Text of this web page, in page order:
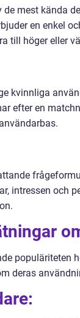
de mest kända
en enkel
till höger eller
kvinnliga
efter en
intressen och
populäriteten
deras